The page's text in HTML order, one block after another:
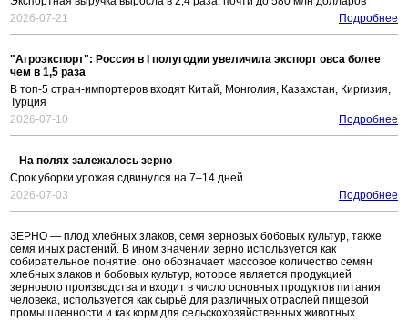
2026-07-21
Подробнее
"Агроэкспорт": Россия в I полугодии увеличила экспорт овса более
чем в 1,5 раза
В топ-5 стран-импортеров входят Китай, Монголия, Казахстан, Киргизия,
Турция
2026-07-10
Подробнее
На полях залежалось зерно
Срок уборки урожая сдвинулся на 7–14 дней
2026-07-03
Подробнее
ЗЕРНО — плод хлебных злаков, семя зерновых бобовых культур, также
семя иных растений. В ином значении зерно используется как
собирательное понятие: оно обозначает массовое количество семян
хлебных злаков и бобовых культур, которое является продукцией
зернового производства и входит в число основных продуктов питания
человека, используется как сырьё для различных отраслей пищевой
промышленности и как корм для сельскохозяйственных животных.